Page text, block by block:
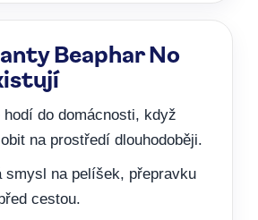
Beaphar No
hodí do domácnosti, když
na prostředí dlouhodoběji.
smysl na pelíšek, přepravku
cestou.